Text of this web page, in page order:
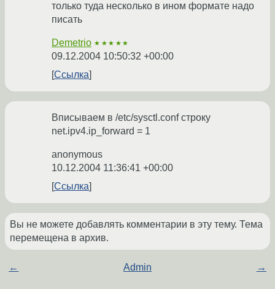
только туда несколько в ином формате надо
писать
Demetrio ★★★★★
09.12.2004 10:50:32 +00:00
Ссылка
Вписываем в /etc/sysctl.conf строку
net.ipv4.ip_forward = 1
anonymous
10.12.2004 11:36:41 +00:00
Ссылка
Вы не можете добавлять комментарии в эту тему. Тема
перемещена в архив.
← Admin →